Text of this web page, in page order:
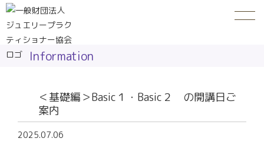
Information
＜基礎編＞Basic１・Basic２ の開講日ご
案内
2025.07.06